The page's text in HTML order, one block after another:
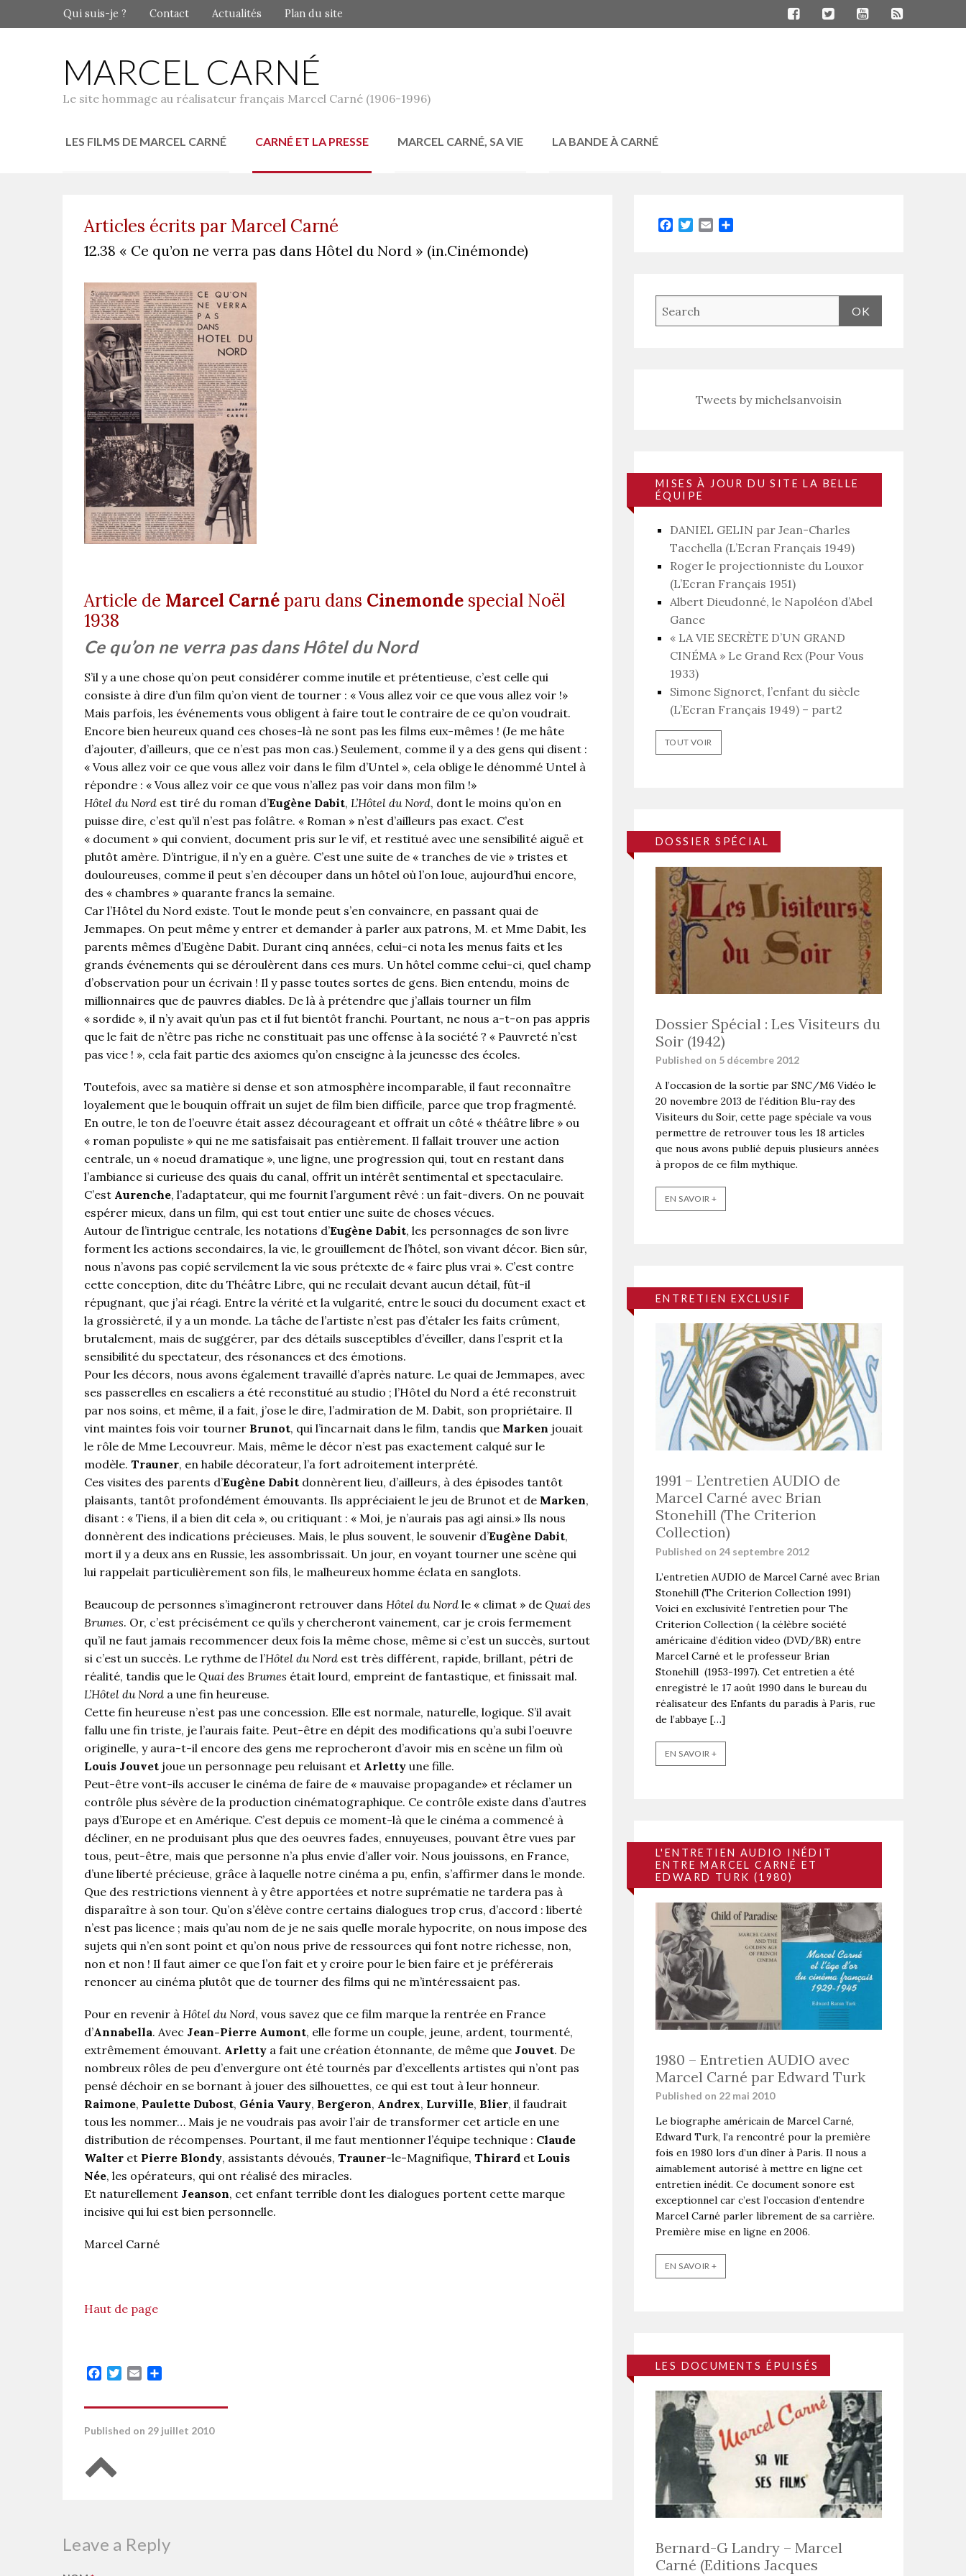
Qui suis-je ? Contact Actualités Plan du site
MARCEL CARNÉ
Le site hommage au réalisateur français Marcel Carné (1906-1996)
LES FILMS DE MARCEL CARNÉ CARNÉ ET LA PRESSE MARCEL CARNÉ, SA VIE LA BANDE À CARNÉ
Articles écrits par Marcel Carné
12.38 « Ce qu’on ne verra pas dans Hôtel du Nord » (in.Cinémonde)
Article de Marcel Carnéparu dans Cinemonde special Noël
1938
Ce qu’on ne verra pas dans Hôtel du Nord
S’il y a une chose qu’on peut considérer comme inutile et prétentieuse, c’est celle qui
consiste à dire d’un film qu’on vient de tourner : « Vous allez voir ce que vous allez voir !»
Mais parfois, les événements vous obligent à faire tout le contraire de ce qu’on voudrait.
Encore bien heureux quand ces choses-là ne sont pas les films eux-mêmes ! (Je me hâte
d’ajouter, d’ailleurs, que ce n’est pas mon cas.) Seulement, comme il y a des gens qui disent :
« Vous allez voir ce que vous allez voir dans le film d’Untel », cela oblige le dénommé Untel à
répondre : « Vous allez voir ce que vous n’allez pas voir dans mon film !»
Hôtel du Nord est tiré du roman d’Eugène Dabit, L’Hôtel du Nord, dont le moins qu’on en
puisse dire, c’est qu’il n’est pas folâtre. « Roman » n’est d’ailleurs pas exact. C’est
« document » qui convient, document pris sur le vif, et restitué avec une sensibilité aiguë et
plutôt amère. D’intrigue, il n’y en a guère. C’est une suite de « tranches de vie » tristes et
douloureuses, comme il peut s’en découper dans un hôtel où l’on loue, aujourd’hui encore,
des « chambres » quarante francs la semaine.
Car l’Hôtel du Nord existe. Tout le monde peut s’en convaincre, en passant quai de
Jemmapes. On peut même y entrer et demander à parler aux patrons, M. et Mme Dabit, les
parents mêmes d’Eugène Dabit. Durant cinq années, celui-ci nota les menus faits et les
grands événements qui se déroulèrent dans ces murs. Un hôtel comme celui-ci, quel champ
d’observation pour un écrivain ! Il y passe toutes sortes de gens. Bien entendu, moins de
millionnaires que de pauvres diables. De là à prétendre que j’allais tourner un film
« sordide », il n’y avait qu’un pas et il fut bientôt franchi. Pourtant, ne nous a-t-on pas appris
que le fait de n’être pas riche ne constituait pas une offense à la société ? « Pauvreté n’est
pas vice ! », cela fait partie des axiomes qu’on enseigne à la jeunesse des écoles.
Toutefois, avec sa matière si dense et son atmosphère incomparable, il faut reconnaître
loyalement que le bouquin offrait un sujet de film bien difficile, parce que trop fragmenté.
En outre, le ton de l’oeuvre était assez décourageant et offrait un côté « théâtre libre » ou
« roman populiste » qui ne me satisfaisait pas entièrement. Il fallait trouver une action
centrale, un « noeud dramatique », une ligne, une progression qui, tout en restant dans
l’ambiance si curieuse des quais du canal, offrit un intérêt sentimental et spectaculaire.
C’est Aurenche, l’adaptateur, qui me fournit l’argument rêvé : un fait-divers. On ne pouvait
espérer mieux, dans un film, qui est tout entier une suite de choses vécues.
Autour de l’intrigue centrale, les notations d’Eugène Dabit, les personnages de son livre
forment les actions secondaires, la vie, le grouillement de l’hôtel, son vivant décor. Bien sûr,
nous n’avons pas copié servilement la vie sous prétexte de « faire plus vrai ». C’est contre
cette conception, dite du Théâtre Libre, qui ne reculait devant aucun détail, fût-il
répugnant, que j’ai réagi. Entre la vérité et la vulgarité, entre le souci du document exact et
la grossièreté, il y a un monde. La tâche de l’artiste n’est pas d’étaler les faits crûment,
brutalement, mais de suggérer, par des détails susceptibles d’éveiller, dans l’esprit et la
sensibilité du spectateur, des résonances et des émotions.
Pour les décors, nous avons également travaillé d’après nature. Le quai de Jemmapes, avec
ses passerelles en escaliers a été reconstitué au studio ; l’Hôtel du Nord a été reconstruit
par nos soins, et même, il a fait, j’ose le dire, l’admiration de M. Dabit, son propriétaire. Il
vint maintes fois voir tourner Brunot, qui l’incarnait dans le film, tandis que Marken jouait
le rôle de Mme Lecouvreur. Mais, même le décor n’est pas exactement calqué sur le
modèle. Trauner, en habile décorateur, l’a fort adroitement interprété.
Ces visites des parents d’Eugène Dabit donnèrent lieu, d’ailleurs, à des épisodes tantôt
plaisants, tantôt profondément émouvants. Ils appréciaient le jeu de Brunot et de Marken,
disant : « Tiens, il a bien dit cela », ou critiquant : « Moi, je n’aurais pas agi ainsi.» Ils nous
donnèrent des indications précieuses. Mais, le plus souvent, le souvenir d’Eugène Dabit,
mort il y a deux ans en Russie, les assombrissait. Un jour, en voyant tourner une scène qui
lui rappelait particulièrement son fils, le malheureux homme éclata en sanglots.
Beaucoup de personnes s’imagineront retrouver dans Hôtel du Nord le « climat » de Quai des
Brumes. Or, c’est précisément ce qu’ils y chercheront vainement, car je crois fermement
qu’il ne faut jamais recommencer deux fois la même chose, même si c’est un succès, surtout
si c’est un succès. Le rythme de l’Hôtel du Nord est très différent, rapide, brillant, pétri de
réalité, tandis que le Quai des Brumes était lourd, empreint de fantastique, et finissait mal.
L’Hôtel du Nord a une fin heureuse.
Cette fin heureuse n’est pas une concession. Elle est normale, naturelle, logique. S’il avait
fallu une fin triste, je l’aurais faite. Peut-être en dépit des modifications qu’a subi l’oeuvre
originelle, y aura-t-il encore des gens me reprocheront d’avoir mis en scène un film où
Louis Jouvet joue un personnage peu reluisant et Arletty une fille.
Peut-être vont-ils accuser le cinéma de faire de « mauvaise propagande» et réclamer un
contrôle plus sévère de la production cinématographique. Ce contrôle existe dans d’autres
pays d’Europe et en Amérique. C’est depuis ce moment-là que le cinéma a commencé à
décliner, en ne produisant plus que des oeuvres fades, ennuyeuses, pouvant être vues par
tous, peut-être, mais que personne n’a plus envie d’aller voir. Nous jouissons, en France,
d’une liberté précieuse, grâce à laquelle notre cinéma a pu, enfin, s’affirmer dans le monde.
Que des restrictions viennent à y être apportées et notre suprématie ne tardera pas à
disparaître à son tour. Qu’on s’élève contre certains dialogues trop crus, d’accord : liberté
n’est pas licence ; mais qu’au nom de je ne sais quelle morale hypocrite, on nous impose des
sujets qui n’en sont point et qu’on nous prive de ressources qui font notre richesse, non,
non et non ! Il faut aimer ce que l’on fait et y croire pour le bien faire et je préférerais
renoncer au cinéma plutôt que de tourner des films qui ne m’intéressaient pas.
Pour en revenir à Hôtel du Nord, vous savez que ce film marque la rentrée en France
d’Annabella. Avec Jean-Pierre Aumont, elle forme un couple, jeune, ardent, tourmenté,
extrêmement émouvant. Arletty a fait une création étonnante, de même que Jouvet. De
nombreux rôles de peu d’envergure ont été tournés par d’excellents artistes qui n’ont pas
pensé déchoir en se bornant à jouer des silhouettes, ce qui est tout à leur honneur.
Raimone, Paulette Dubost, Génia Vaury, Bergeron, Andrex, Lurville, Blier, il faudrait
tous les nommer… Mais je ne voudrais pas avoir l’air de transformer cet article en une
distribution de récompenses. Pourtant, il me faut mentionner l’équipe technique : Claude
Walter et Pierre Blondy, assistants dévoués, Trauner-le-Magnifique, Thirard et Louis
Née, les opérateurs, qui ont réalisé des miracles.
Et naturellement Jeanson, cet enfant terrible dont les dialogues portent cette marque
incisive qui lui est bien personnelle.
Marcel Carné
Haut de page
Facebook
Twitter
Email
Published on 29 juillet 2010
Retour en haut de page
Leave a Reply
Facebook
Twitter
Email
Tweets by michelsanvoisin
MISES À JOUR DU SITE LA BELLE
ÉQUIPE
DANIEL GELIN par Jean-Charles
Tacchella (L’Ecran Français 1949)
Roger le projectionniste du Louxor
(L’Ecran Français 1951)
Albert Dieudonné, le Napoléon d’Abel
Gance
« LA VIE SECRÈTE D’UN GRAND
CINÉMA » Le Grand Rex (Pour Vous
1933)
Simone Signoret, l’enfant du siècle
(L’Ecran Français 1949) – part2
TOUT VOIR
DOSSIER SPÉCIAL
Dossier Spécial : Les Visiteurs du
Soir (1942)
Published on 5 décembre 2012
A l’occasion de la sortie par SNC/M6 Vidéo le
20 novembre 2013 de l’édition Blu-ray des
Visiteurs du Soir, cette page spéciale va vous
permettre de retrouver tous les 18 articles
que nous avons publié depuis plusieurs années
à propos de ce film mythique.
EN SAVOIR +
ENTRETIEN EXCLUSIF
1991 – L’entretien AUDIO de
Marcel Carné avec Brian
Stonehill (The Criterion
Collection)
Published on 24 septembre 2012
L’entretien AUDIO de Marcel Carné avec Brian
Stonehill (The Criterion Collection 1991)
Voici en exclusivité l’entretien pour The
Criterion Collection ( la célèbre société
américaine d’édition video (DVD/BR) entre
Marcel Carné et le professeur Brian
Stonehill (1953-1997). Cet entretien a été
enregistré le 17 août 1990 dans le bureau du
réalisateur des Enfants du paradis à Paris, rue
de l’abbaye […]
EN SAVOIR +
L'ENTRETIEN AUDIO INÉDIT
ENTRE MARCEL CARNÉ ET
EDWARD TURK (1980)
1980 – Entretien AUDIO avec
Marcel Carné par Edward Turk
Published on 22 mai 2010
Le biographe américain de Marcel Carné,
Edward Turk, l’a rencontré pour la première
fois en 1980 lors d’un dîner à Paris. Il nous a
aimablement autorisé à mettre en ligne cet
entretien inédit. Ce document sonore est
exceptionnel car c’est l’occasion d’entendre
Marcel Carné parler librement de sa carrière.
Première mise en ligne en 2006.
EN SAVOIR +
LES DOCUMENTS ÉPUISÉS
Bernard-G Landry – Marcel
Carné (Editions Jacques